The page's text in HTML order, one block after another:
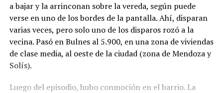
a bajar y la arrinconan sobre la vereda, según puede
verse en uno de los bordes de la pantalla. Ahí, disparan
varias veces, pero solo uno de los disparos rozó a la
vecina. Pasó en Bulnes al 5.900, en una zona de viviendas
de clase media, al oeste de la ciudad (zona de Mendoza y
Solís).
Luego del episodio, hubo conmoción en el barrio. La